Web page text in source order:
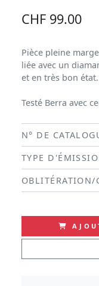
CHF 99.00
Pièce pleine
liée avec un
et en très bon état.
Testé Berra avec
N° DE
TYPE
OBLITÉRATION/